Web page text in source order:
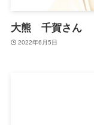
大熊 千賀さん
2022年6月5日